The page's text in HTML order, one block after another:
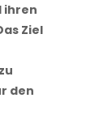
ihren
Ziel
den